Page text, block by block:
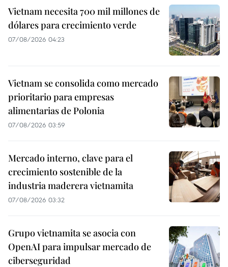
Vietnam necesita 700 mil millones de
dólares para crecimiento verde
07/08/2026 04:23
Vietnam se consolida como mercado
prioritario para empresas
alimentarias de Polonia
07/08/2026 03:59
Mercado interno, clave para el
crecimiento sostenible de la
industria maderera vietnamita
07/08/2026 03:32
Grupo vietnamita se asocia con
OpenAI para impulsar mercado de
ciberseguridad